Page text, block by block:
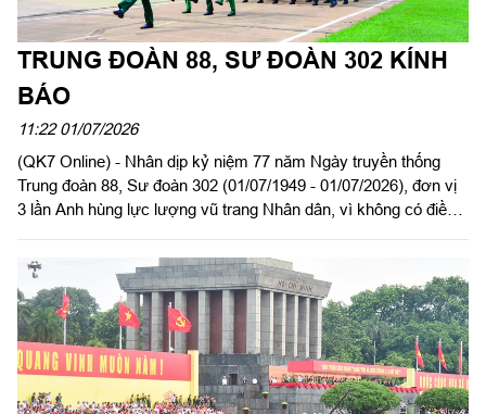
TRUNG ĐOÀN 88, SƯ ĐOÀN 302 KÍNH
BÁO
11:22 01/07/2026
(QK7 Online) - Nhân dịp kỷ niệm 77 năm Ngày truyền thống
Trung đoàn 88, Sư đoàn 302 (01/07/1949 - 01/07/2026), đơn vị
3 lần Anh hùng lực lượng vũ trang Nhân dân, vì không có điều
đoàn trân trọng gửi tới các đồng chí sĩ quan, quân nhân chuyên
nghiệp, công nhân viên quốc phòng, hạ sĩ quan - binh sĩ, các
đồng chí thương binh, bệnh binh, gia đình liệt sĩ, các đồng chí
đã nghỉ hưu, phục viên, xuất ngũ, chuyển ngành đã công tác tại
Trung đoàn qua các thời kỳ lời thăm hỏi ân cần, thân thiết nhất.
Kính chúc các đồng chí và gia đình mạnh khỏe, hạnh phúc, tiếp
tục phát huy truyền thống đơn vị Anh hùng lực lượng vũ trang